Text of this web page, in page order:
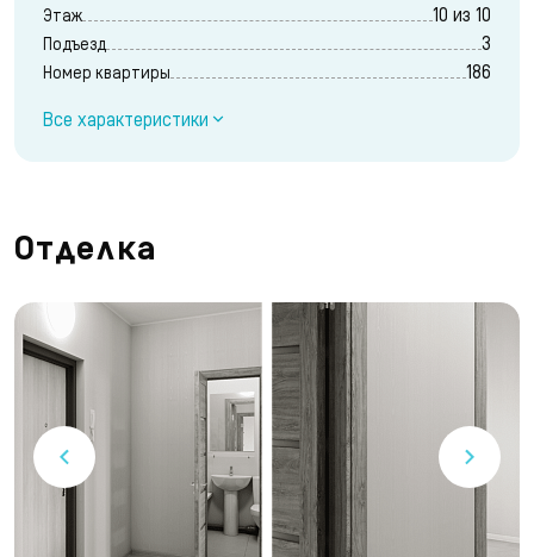
Этаж 10 из 10
Подъезд 3
Номер квартиры 186
Все характеристики
Отделка